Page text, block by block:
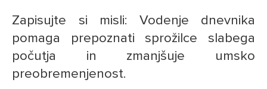
Zapisujte si misli: Vodenje dnevnika
pomaga prepoznati sprožilce slabega
počutja in zmanjšuje umsko
preobremenjenost.